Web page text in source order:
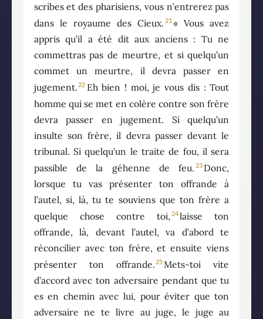
scribes et des pharisiens, vous n’entrerez pas
dans le royaume des Cieux. 21 « Vous avez
appris qu’il a été dit aux anciens : Tu ne
commettras pas de meurtre, et si quelqu’un
commet un meurtre, il devra passer en
jugement.22 Eh bien ! moi, je vous dis : Tout
homme qui se met en colère contre son frère
devra passer en jugement. Si quelqu’un
insulte son frère, il devra passer devant le
tribunal. Si quelqu’un le traite de fou, il sera
passible de la géhenne de feu. 23 Donc,
lorsque tu vas présenter ton offrande à
l’autel, si, là, tu te souviens que ton frère a
quelque chose contre toi, 24laisse ton
offrande, là, devant l’autel, va d’abord te
réconcilier avec ton frère, et ensuite viens
présenter ton offrande.25Mets-toi vite
d’accord avec ton adversaire pendant que tu
es en chemin avec lui, pour éviter que ton
adversaire ne te livre au juge, le juge au